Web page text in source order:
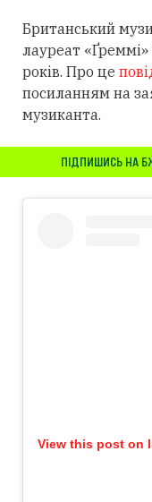
Британський
лауреат
років. Про це
посиланням на
музиканта.
ПІДПИШИСЬ НА
View this post on